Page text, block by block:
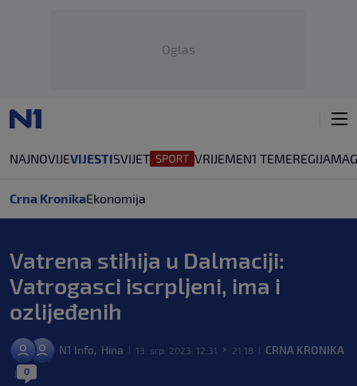
Oglas
NAJNOVIJEVIJESTISVIJET VRIJEMEN1 TEMEREGIJA
Crna KronikaEkonomija
Vatrena stihija u Dalmaciji:
Vatrogasci iscrpljeni, ima i
ozlijeđenih
N1 Info, Hina 13. srp. 2023. 12:31 > 21:18 CRNA KRONIKA
0